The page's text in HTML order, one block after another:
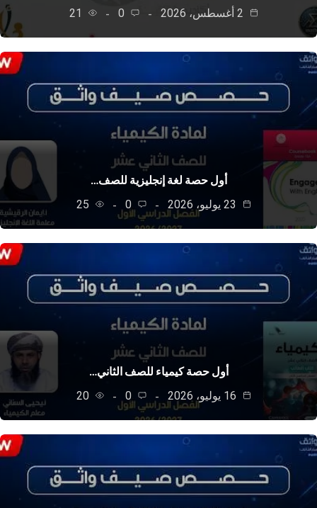
0
21
أول حصة لغة إنجليزية للصف…
23 يوليو، 2026
0
25
أول حصة كيمياء للصف الثاني…
0
20